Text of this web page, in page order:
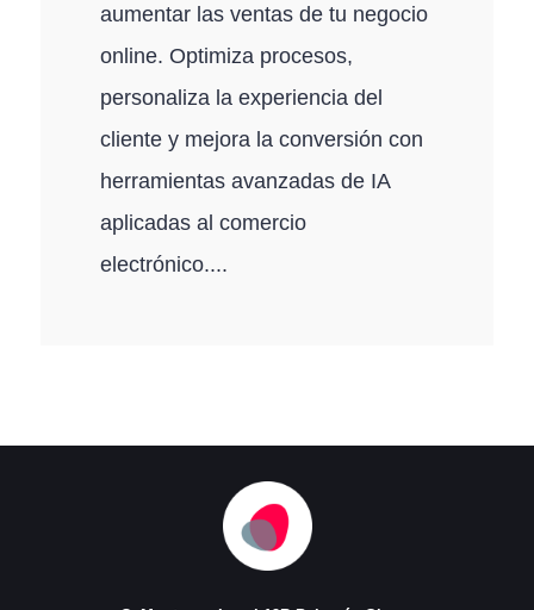
aumentar las ventas de tu negocio
online. Optimiza procesos,
personaliza la experiencia del
cliente y mejora la conversión con
herramientas avanzadas de IA
aplicadas al comercio
electrónico....